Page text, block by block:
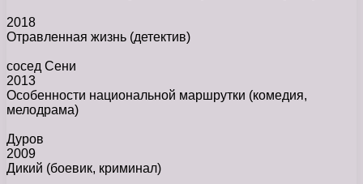
2018
Отравленная жизнь (детектив)
сосед Сени
2013
Особенности национальной маршрутки (комедия,
мелодрама)
Дуров
2009
Дикий (боевик, криминал)